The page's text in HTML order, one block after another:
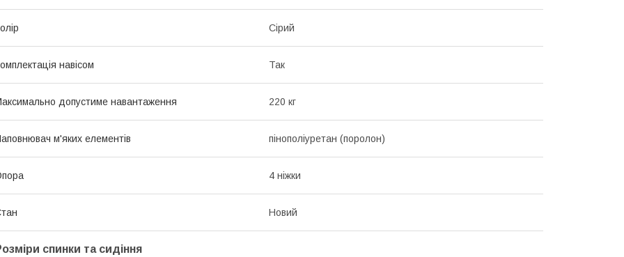
Сірий
навісом Так
допустиме навантаження 220 кг
м'яких елементів пінополіуретан (поролон)
4 ніжки
Новий
спинки та сидіння